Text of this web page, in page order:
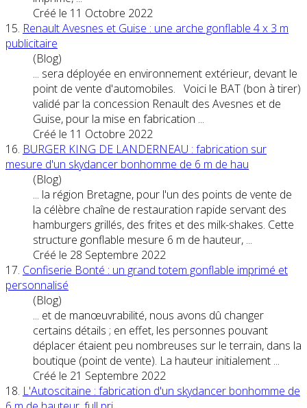
Créé le 11 Octobre 2022
15. Renault Avesnes et Guise : une arche gonflable 4 x 3 m
publicitaire
(Blog)
... sera déployée en environnement extérieur, devant le
point de vente d'automobiles. Voici le BAT (bon à tirer)
validé par la concession Renault des Avesnes et de
Guise, pour la mise en fabrication ...
Créé le 11 Octobre 2022
16. BURGER KING DE LANDERNEAU : fabrication sur
mesure d'un skydancer bonhomme de 6 m de hau
(Blog)
... la région Bretagne, pour l'un des points de vente de
la célèbre chaîne de restauration rapide servant des
hamburgers grillés, des frites et des milk-shakes. Cette
structure gonflable mesure 6 m de hauteur, ...
Créé le 28 Septembre 2022
17. Confiserie Bonté : un grand totem gonflable imprimé et
personnalisé
(Blog)
... et de manœuvrabilité, nous avons dû changer
certains détails ; en effet, les personnes pouvant
déplacer étaient peu nombreuses sur le terrain, dans la
boutique (point de vente). La hauteur initialement ...
Créé le 21 Septembre 2022
18. L'Autoscitaine : fabrication d'un skydancer bonhomme de